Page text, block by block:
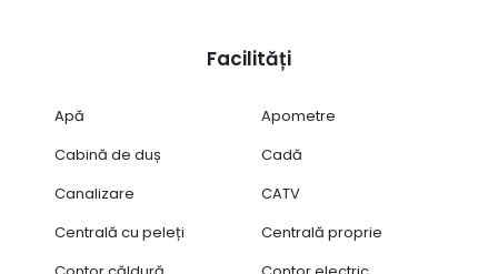
Facilități
Apă
Apometre
Cabină de duș
Cadă
Canalizare
CATV
Centrală cu peleți
Centrală proprie